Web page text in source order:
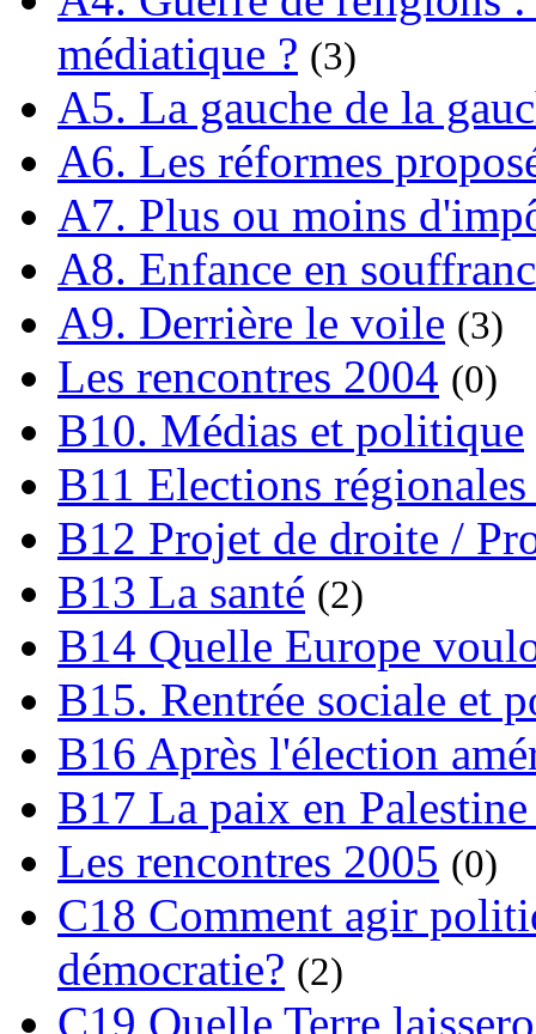
médiatique ? (3)
A5. La gauche de la
A6. Les réformes
A7. Plus ou moins
A8. Enfance en
A9. Derrière le voile (3)
Les rencontres 2004 (0)
B10. Médias et politique
B11 Elections régionales
B12 Projet de droite /
B13 La santé (2)
B14 Quelle Europe
B15. Rentrée sociale et
B16 Après l'élection
B17 La paix en
Les rencontres 2005 (0)
C18 Comment agir
démocratie? (2)
C19 Quelle Terre